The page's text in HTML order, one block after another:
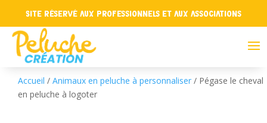
Site réservé aux professionnels et aux associations
Accueil / Animaux en peluche à personnaliser / Pégase le cheval
en peluche à logoter